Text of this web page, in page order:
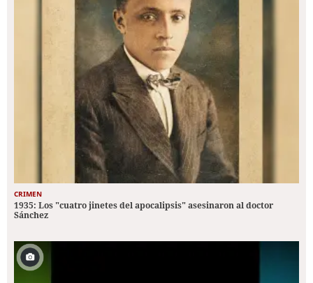
CRIMEN
1935: Los "cuatro jinetes del apocalipsis" asesinaron al doctor
Sánchez